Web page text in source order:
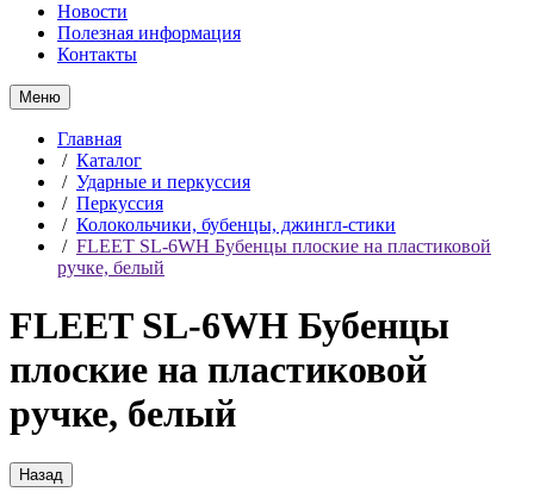
Новости
Полезная информация
Контакты
Меню
Главная
/ Каталог
/ Ударные и перкуссия
/ Перкуссия
/ Колокольчики, бубенцы, джингл-стики
/ FLEET SL-6WH Бубенцы плоские на пластиковой
ручке, белый
FLEET SL-6WH Бубенцы
плоские на пластиковой
ручке, белый
Назад